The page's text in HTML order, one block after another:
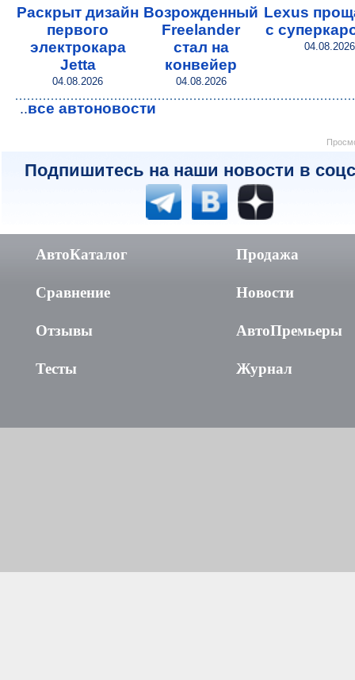
Раскрыт дизайн
первого
электрокара
Jetta
04.08.2026
Возрожденный
Freelander
стал на
конвейер
04.08.2026
Lexus
с
04.08.2026
..все автоновости
Подпишитесь на наши новости в
АвтоКаталог
Сравнение
Отзывы
Тесты
Продажа
Новости
АвтоПремьеры
Журнал